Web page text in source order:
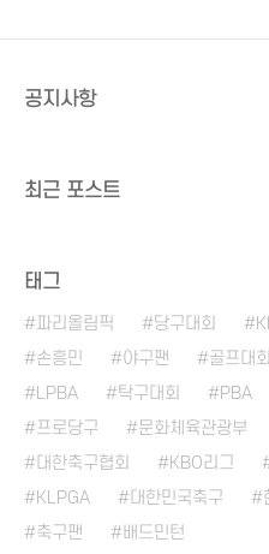
공지사항
최근 포스트
태그
파리올림픽 당구대회
손흥민
야구팬 골프대회
LPBA
탁구대회 PBA
프로당구
문화체육관광부
대한축구협회
KBO리그
KLPGA
대한민국축구
축구팬
배드민턴